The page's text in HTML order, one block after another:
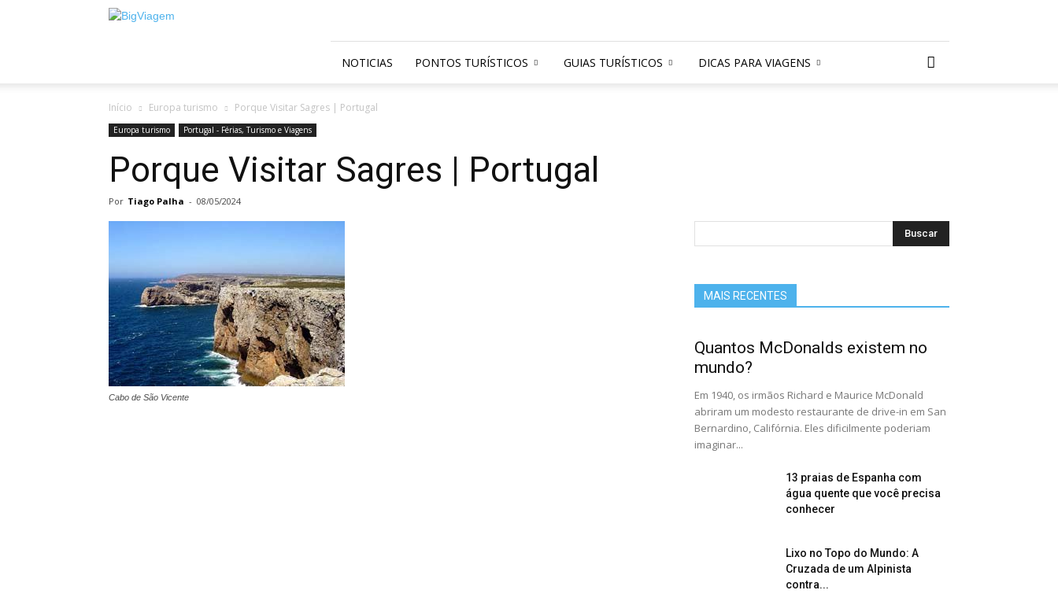
BigViagem
NOTICIAS PONTOS TURÍSTICOS GUIAS TURÍSTICOS DICAS PARA VIAGENS
Início Europa turismo Porque Visitar Sagres | Portugal
Europa turismo Portugal - Férias, Turismo e Viagens
Porque Visitar Sagres | Portugal
Por Tiago Palha - 08/05/2024
Cabo de São Vicente
MAIS RECENTES
Quantos McDonalds existem no
mundo?
Em 1940, os irmãos Richard e Maurice McDonald
abriram um modesto restaurante de drive-in em San
Bernardino, Califórnia. Eles dificilmente poderiam
imaginar...
13 praias de Espanha com
água quente que você precisa
conhecer
Lixo no Topo do Mundo: A
Cruzada de um Alpinista
contra...